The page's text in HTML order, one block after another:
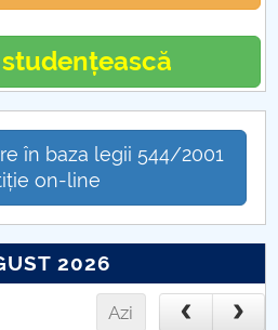
în baza legii 544/2001
on-line
2026
Azi